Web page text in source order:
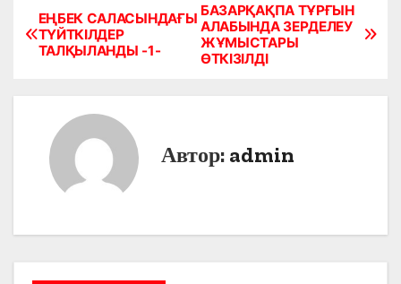
Н
ц
БАЗАРҚАҚПА ТҰРҒЫН
АЛАБЫНДА ЗЕРДЕЛЕУ
ЖҰМЫСТАРЫ
ӨТКІЗІЛДІ
ЕҢБЕК САЛАСЫНДАҒЫ
ТҮЙТКІЛДЕР
ТАЛҚЫЛАНДЫ -1-
Автор: admin